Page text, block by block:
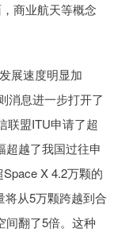
商业航天等概念
展速度明显加
消息进一步打开了
联盟ITU申请了超
超越了我国过往申
X 4.2万颗的
从5万颗跨越到合
间翻了5倍。这种